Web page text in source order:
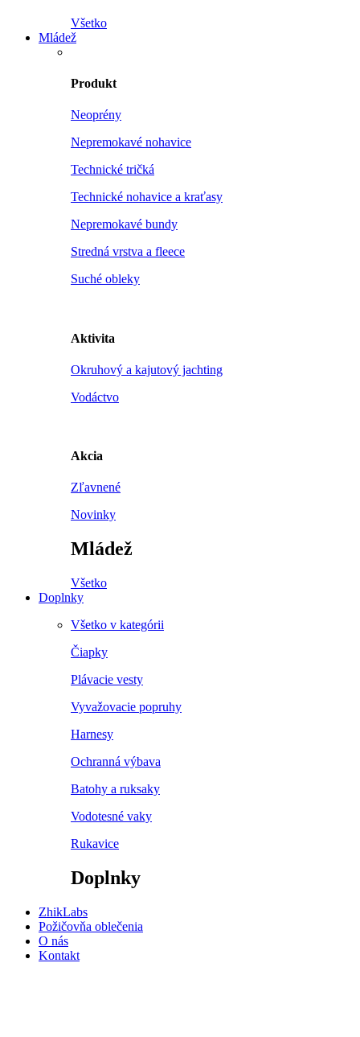
Všetko
Mládež
Produkt
Neoprény
Nepremokavé nohavice
Technické tričká
Technické nohavice a kraťasy
Nepremokavé bundy
Stredná vrstva a fleece
Suché obleky
Aktivita
Okruhový a kajutový jachting
Vodáctvo
Akcia
Zľavnené
Novinky
Mládež
Všetko
Doplnky
Všetko v kategórii
Čiapky
Plávacie vesty
Vyvažovacie popruhy
Harnesy
Ochranná výbava
Batohy a ruksaky
Vodotesné vaky
Rukavice
Doplnky
ZhikLabs
Požičovňa oblečenia
O nás
Kontakt